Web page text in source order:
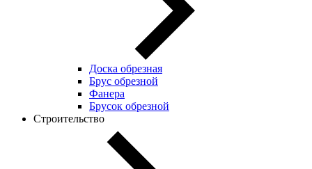
Доска обрезная
Брус обрезной
Фанера
Брусок обрезной
Строительство